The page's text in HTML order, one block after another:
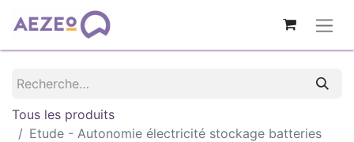
Tous les produits
Etude - Autonomie électricité stockage batteries